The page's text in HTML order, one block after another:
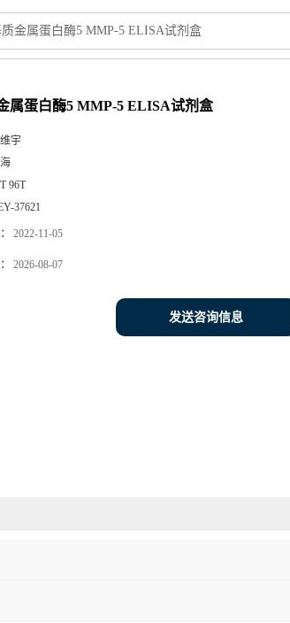
质金属蛋白酶5 MMP-5 ELISA试剂盒
属蛋白酶5 MMP-5 ELISA试剂盒
宇
96T
37621
2022-11-05
2026-08-07
发送咨询信息